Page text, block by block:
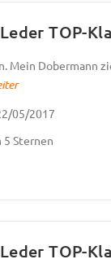
TOP-
Mein Dobermann
05/2017
5 Sternen
TOP-